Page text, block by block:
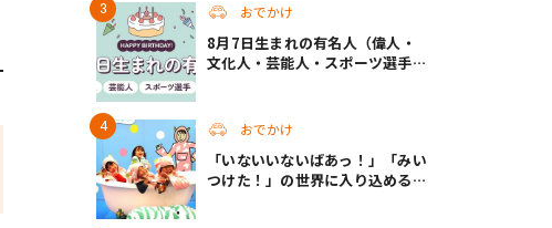
おでかけ
8月7日生まれの有名人（偉人・
文化人・芸能人・スポーツ選手・
おでかけ
「いないいないばあっ！」「みい
つけた！」の世界に入り込める！